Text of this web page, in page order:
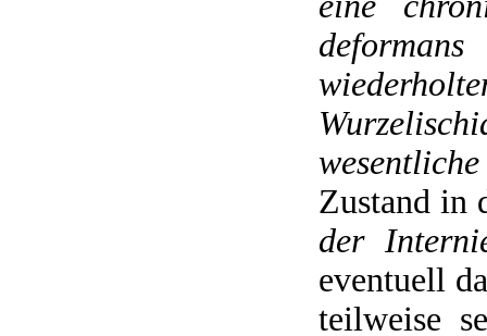
Zustand in
der
eventuell
teilweise